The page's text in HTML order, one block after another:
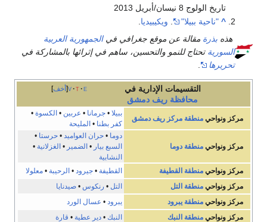
تاريخ الولوج 8 نيسان/أبريل 2013
^ "ناحية ببيلا" . ويكيبيديا.
هذه بذرة مقالة عن موقع جغرافي فيالجمهورية العربية
السورية تحتاج للنمو والتحسين، ساهم في إثرائها بالمشاركة في
تحريرها
.
أخف v t e
التقسيمات الإدارية في
محافظة ريف دمشق
مركز ونواحيمنطقة مركز ريف دمشق
ببيلا •جرمانا • عربين •الكسوة •
كفر بطنا •المليحة
مركز ونواحيمنطقة دوما
دوما •حران العواميد •حرستا •
السبع بيار •الضمير •الغزلانية •
النشابية
مركز ونواحيمنطقة القطيفة القطيفة •جيرود •الرحيبة •معلولا
مركز ونواحيمنطقة التل التل • رنكوس •صيدنايا
مركز ونواحيمنطقة يبرود يبرود • عسال الورد
مركز ونواحيمنطقة النبك النبك •دير عطية • قارة